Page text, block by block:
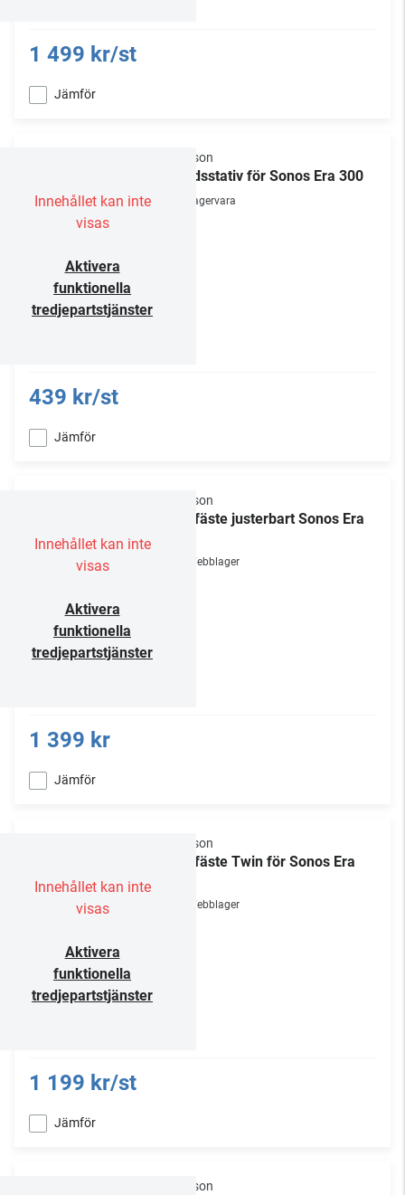
1 499 kr/st
Jämför
Innehållet kan inte
visas
Aktivera
funktionella
tredjepartstjänster
Flexson
Bordsstativ för Sonos Era 300
Lagervara
439 kr/st
Jämför
Innehållet kan inte
visas
Aktivera
funktionella
tredjepartstjänster
Flexson
Takfäste justerbart Sonos Era
Webblager
1 399 kr
Jämför
Innehållet kan inte
visas
Aktivera
funktionella
tredjepartstjänster
Flexson
Takfäste Twin för Sonos Era
Webblager
1 199 kr/st
Jämför
Flexson